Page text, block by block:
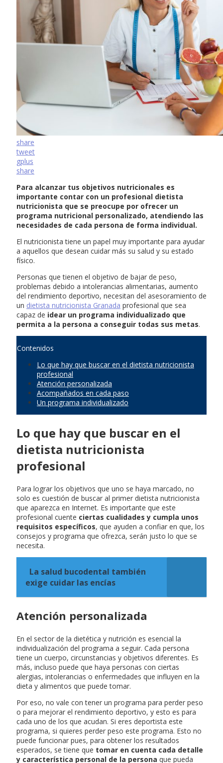
share
tweet
gplus
share
Para alcanzar tus objetivos nutricionales es
importante contar con un profesional dietista
nutricionista que se preocupe por ofrecer un
programa nutricional personalizado, atendiendo las
necesidades de cada persona de forma individual.
El nutricionista tiene un papel muy importante para ayudar
a aquellos que desean cuidar más su salud y su estado
físico.
Personas que tienen el objetivo de bajar de peso,
problemas debido a intolerancias alimentarias, aumento
del rendimiento deportivo, necesitan del asesoramiento de
un dietista nutricionista Granada profesional que sea
capaz de idear un programa individualizado que
permita a la persona a conseguir todas sus metas.
Contenidos
Lo que hay que buscar en el dietista nutricionista
profesional
Atención personalizada
Acompañados en cada paso
Un programa individualizado
Lo que hay que buscar en el
dietista nutricionista
profesional
Para lograr los objetivos que uno se haya marcado, no
solo es cuestión de buscar al primer dietista nutricionista
que aparezca en Internet. Es importante que este
profesional cuente ciertas cualidades y cumpla unos
requisitos específicos, que ayuden a confiar en que, los
consejos y programa que ofrezca, serán justo lo que se
necesita.
La salud bucodental también
exige cuidar las encías
Atención personalizada
En el sector de la dietética y nutrición es esencial la
individualización del programa a seguir. Cada persona
tiene un cuerpo, circunstancias y objetivos diferentes. Es
más, incluso puede que haya personas con ciertas
alergias, intolerancias o enfermedades que influyen en la
dieta y alimentos que puede tomar.
Por eso, no vale con tener un programa para perder peso
o para mejorar el rendimiento deportivo, y esto es para
cada uno de los que acudan. Si eres deportista este
programa, si quieres perder peso este programa. Esto no
puede funcionar pues, para obtener los resultados
esperados, se tiene que tomar en cuenta cada detalle
y característica personal de la persona que pueda